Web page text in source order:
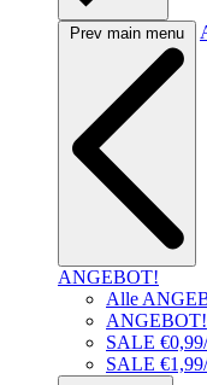
Prev main menu
ANGEBOT!
Alle
ANGEBOT!
SALE
SALE